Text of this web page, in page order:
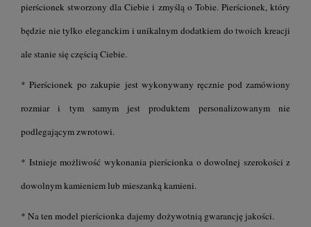
pierścionek stworzony dla Ciebie i zmyślą o Tobie. Pierścionek, który
będzie nie tylko eleganckim i unikalnym dodatkiem do twoich kreacji
ale stanie się częścią Ciebie.
* Pierścionek po zakupie jest wykonywany ręcznie pod zamówiony
rozmiar i tym samym jest produktem personalizowanym nie
podlegającym zwrotowi.
* Istnieje możliwość wykonania pierścionka o dowolnej szerokości z
dowolnym kamieniem lub mieszanką kamieni.
* Na ten model pierścionka dajemy dożywotnią gwarancję jakości.